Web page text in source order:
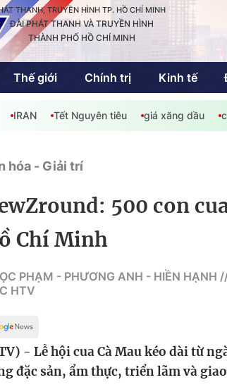
THANH, TRUYỀN HÌNH TP. HỒ CHÍ MINH
ĐÀI PHÁT THANH VÀ TRUYỀN HÌNH
THÀNH PHỐ HỒ CHÍ MINH
Thế giới Chính trị Kinh tế
Thể thao
Quốc tế
Văn hóa -
Công nghệ Phóng sự
Chuyên đề
Không gian văn hóa
Hồ Chí Minh
Thành phố
ngủ
IRAN Tết Nguyên tiêu giá xăng dầu
hóa - Giải trí
500 con
Chí Minh
PHẠM - PHƯƠNG ANH - HIỀN HẠNH
HTV
- Lễ hội cua Cà Mau kéo dài từ
đặc sản, ẩm thực, triển lãm và